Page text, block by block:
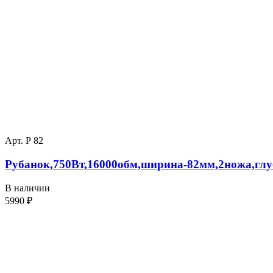
Арт. Р 82
Рубанок,750Вт,16000обм,ширина-
В наличии
5990 ₽